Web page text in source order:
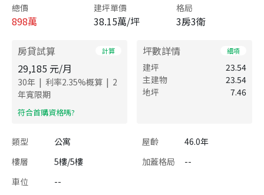
總價
898萬
建坪單價
38.15萬/坪
格局
3房3衛
房貸試算 計算
29,185 元/月
30年 | 利率2.35%概算 | 2
年寬限期
​符合首購資格嗎?
坪數詳情 細項
建坪
23.54
主建物
23.54
地坪
7.46
類型 公寓 屋齡
46.0年
樓層
5樓/5樓 加蓋格局
--
車位
--